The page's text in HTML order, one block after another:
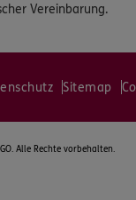
Vereinbarung.
Sitemap
Alle Rechte vorbehalten.